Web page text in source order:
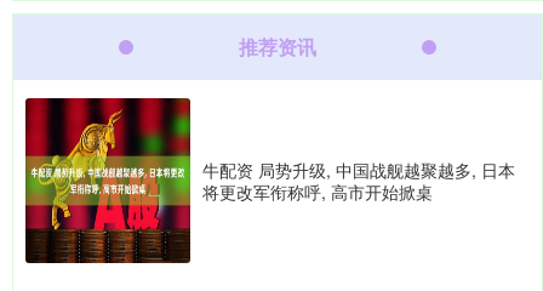
推荐资讯
牛配资 局势升级, 中国战舰越聚越多, 日本
将更改军衔称呼, 高市开始掀桌